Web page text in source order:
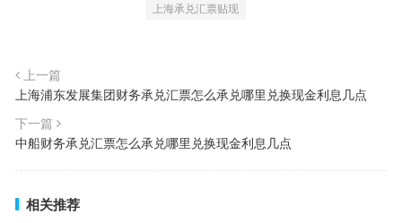
上海承兑汇票贴现
上一篇
上海浦东发展集团财务承兑汇票怎么承兑哪里兑换现金利息几点
下一篇
中船财务承兑汇票怎么承兑哪里兑换现金利息几点
相关推荐